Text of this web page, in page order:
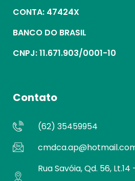
CONTA: 47424X
BANCO DO BRASIL
CNPJ: 11.671.903/0001-10
Contato
(62) 35459954
Rua Savóia, Qd. 56,